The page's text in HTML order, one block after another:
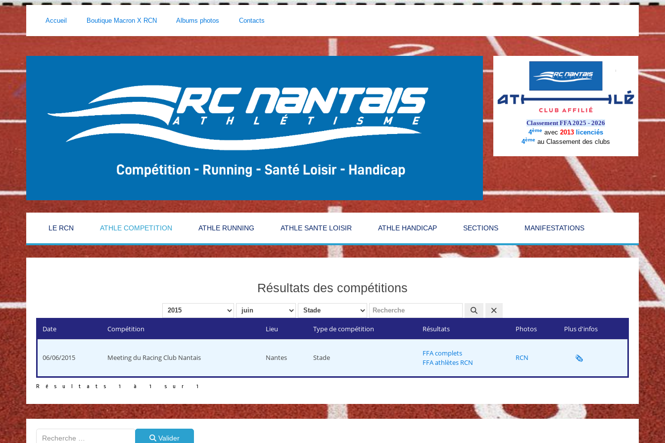
Accueil Boutique Macron X RCN Albums photos Contacts
Classement FFA 2025 - 2026
4ème avec 2013 licenciés
4ème au Classement des clubs
LE RCN ATHLE COMPETITION ATHLE RUNNING ATHLE SANTE LOISIR ATHLE HANDICAP SECTIONS MANIFESTATIONS
Résultats des compétitions
Résultats 1 à 1 sur 1
Date Compétition Lieu Type de compétition Résultats Photos Plus d'infos
06/06/2015 Meeting du Racing Club Nantais Nantes Stade
FFA complets
FFA athlètes RCN
RCN 🗞️
Valider